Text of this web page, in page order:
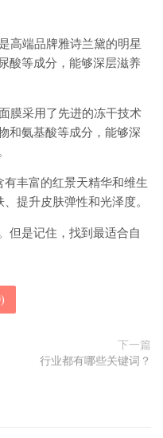
高端品牌雅诗兰黛的明星
酸等成分，能够深层滋养
膜采用了先进的冻干技术
和氨基酸等成分，能够深
丰富的红景天精华和维生
提升皮肤弹性和光泽度。
但是记住，找到最适合自
)
下一篇
行业都有哪些关键词？